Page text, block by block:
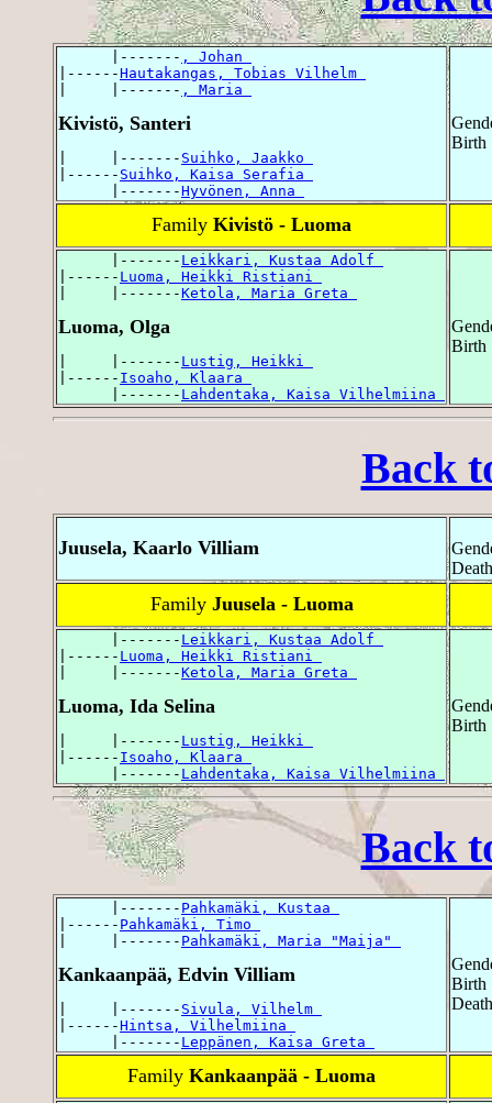
      |-------
, Johan
|------Hautakangas, Tobias Vilhelm
|     |------- , Maria
Kivistö, Santeri
|     |------- Suihko, Jaakko
|------ Suihko, Kaisa Serafia
      |-------
Hyvönen, Anna
Birth
Family Kivistö - Luoma
      |-------
Leikkari, Kustaa Adolf
|------ Luoma, Heikki Ristiani
|     |-------Ketola, Maria Greta
Luoma, Olga
|     |------- Lustig, Heikki
|------ Isoaho, Klaara
      |-------
Lahdentaka, Kaisa Vilhelmiina
Birth
Back
Juusela, Kaarlo Villiam
Family Juusela - Luoma
      |-------
Leikkari, Kustaa Adolf
|------ Luoma, Heikki Ristiani
|     |-------Ketola, Maria Greta
Luoma, Ida Selina
|     |------- Lustig, Heikki
|------ Isoaho, Klaara
      |-------
Lahdentaka, Kaisa Vilhelmiina
Birth
Back
      |-------
Pahkamäki, Kustaa
|------ Pahkamäki, Timo
|     |------- Pahkamäki, Maria "Maija"
Kankaanpää, Edvin Villiam
|     |------- Sivula, Vilhelm
|------Hintsa, Vilhelmiina
      |-------
Leppänen, Kaisa Greta
Birth
Family Kankaanpää - Luoma